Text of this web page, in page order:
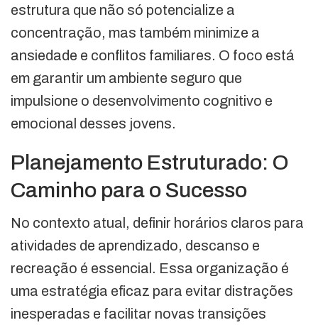
estrutura que não só potencialize a
concentração, mas também minimize a
ansiedade e conflitos familiares. O foco está
em garantir um ambiente seguro que
impulsione o desenvolvimento cognitivo e
emocional desses jovens.
Planejamento Estruturado: O
Caminho para o Sucesso
No contexto atual, definir horários claros para
atividades de aprendizado, descanso e
recreação é essencial. Essa organização é
uma estratégia eficaz para evitar distrações
inesperadas e facilitar novas transições